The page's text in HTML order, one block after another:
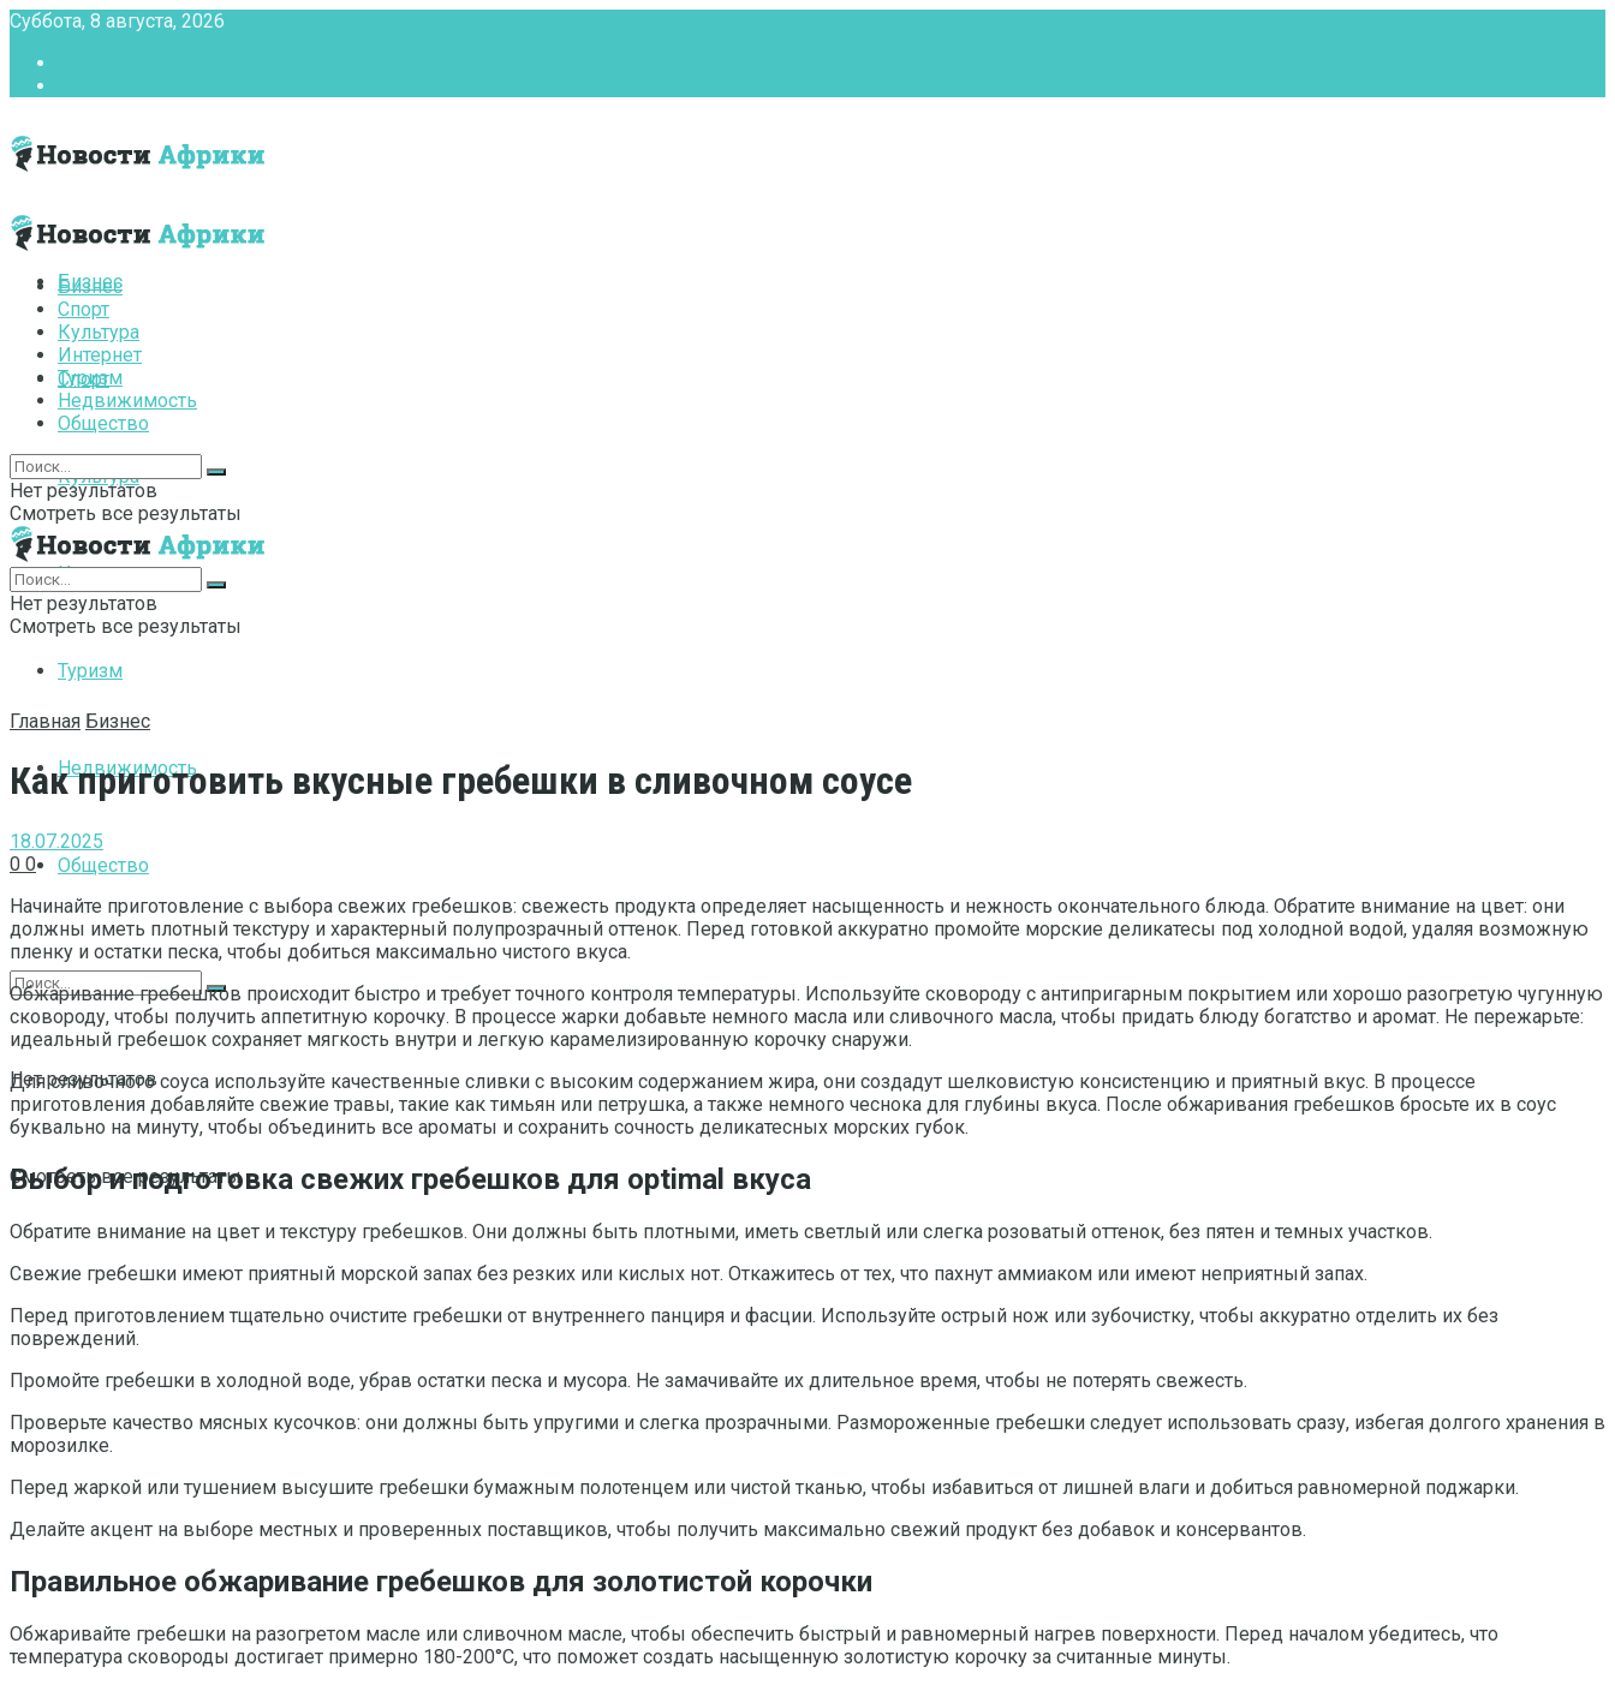
Суббота, 8 августа, 2026
Бизнес
Спорт
Культура
Интернет
Туризм
Недвижимость
Общество
Нет результатов
Смотреть все результаты
Бизнес
Спорт
Культура
Интернет
Туризм
Недвижимость
Общество
Нет результатов
Смотреть все результаты
Нет результатов
Смотреть все результаты
Главная Бизнес
Как приготовить вкусные гребешки в сливочном соусе
18.07.2025
0 0
Начинайте приготовление с выбора свежих гребешков: свежесть продукта определяет насыщенность и нежность окончательного блюда. Обратите внимание на цвет: они
должны иметь плотный текстуру и характерный полупрозрачный оттенок. Перед готовкой аккуратно промойте морские деликатесы под холодной водой, удаляя возможную
пленку и остатки песка, чтобы добиться максимально чистого вкуса.
Обжаривание гребешков происходит быстро и требует точного контроля температуры. Используйте сковороду с антипригарным покрытием или хорошо разогретую чугунную
сковороду, чтобы получить аппетитную корочку. В процессе жарки добавьте немного масла или сливочного масла, чтобы придать блюду богатство и аромат. Не пережарьте:
идеальный гребешок сохраняет мягкость внутри и легкую карамелизированную корочку снаружи.
Для сливочного соуса используйте качественные сливки с высоким содержанием жира, они создадут шелковистую консистенцию и приятный вкус. В процессе
приготовления добавляйте свежие травы, такие как тимьян или петрушка, а также немного чеснока для глубины вкуса. После обжаривания гребешков бросьте их в соус
буквально на минуту, чтобы объединить все ароматы и сохранить сочность деликатесных морских губок.
Выбор и подготовка свежих гребешков для optimal вкуса
Обратите внимание на цвет и текстуру гребешков. Они должны быть плотными, иметь светлый или слегка розоватый оттенок, без пятен и темных участков.
Свежие гребешки имеют приятный морской запах без резких или кислых нот. Откажитесь от тех, что пахнут аммиаком или имеют неприятный запах.
Перед приготовлением тщательно очистите гребешки от внутреннего панциря и фасции. Используйте острый нож или зубочистку, чтобы аккуратно отделить их без
повреждений.
Промойте гребешки в холодной воде, убрав остатки песка и мусора. Не замачивайте их длительное время, чтобы не потерять свежесть.
Проверьте качество мясных кусочков: они должны быть упругими и слегка прозрачными. Размороженные гребешки следует использовать сразу, избегая долгого хранения в
морозилке.
Перед жаркой или тушением высушите гребешки бумажным полотенцем или чистой тканью, чтобы избавиться от лишней влаги и добиться равномерной поджарки.
Делайте акцент на выборе местных и проверенных поставщиков, чтобы получить максимально свежий продукт без добавок и консервантов.
Правильное обжаривание гребешков для золотистой корочки
Обжаривайте гребешки на разогретом масле или сливочном масле, чтобы обеспечить быстрый и равномерный нагрев поверхности. Перед началом убедитесь, что
температура сковороды достигает примерно 180-200°C, что поможет создать насыщенную золотистую корочку за считанные минуты.